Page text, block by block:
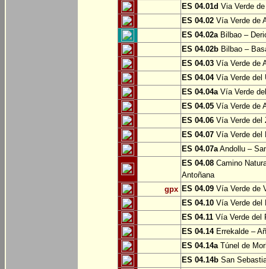
ES 04.01d Via Verde
ES 04.02 Vía Verde de
ES 04.02aBilbao –
ES 04.02b Bilbao –
ES 04.03 Vía Verde de
ES 04.04Vía Verde del
ES 04.04aVía Verde
ES 04.05 Vía Verde de
ES 04.06 Vía Verde del
ES 04.07 Vía Verde del
ES 04.07aAndollu –
ES 04.08 Camino
Antoñana
gpx ES 04.09 Vía Verde de
ES 04.10 Vía Verde del
ES 04.11 Vía Verde del
ES 04.14Errekalde –
ES 04.14aTúnel de
ES 04.14b San